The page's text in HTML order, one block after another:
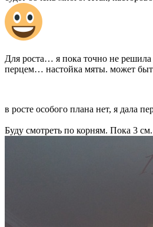
Для роста… я пока точно не решила
перцем… настойка мяты. может
в росте особого плана нет, я дала
Буду смотреть по корням. Пока 3 см.